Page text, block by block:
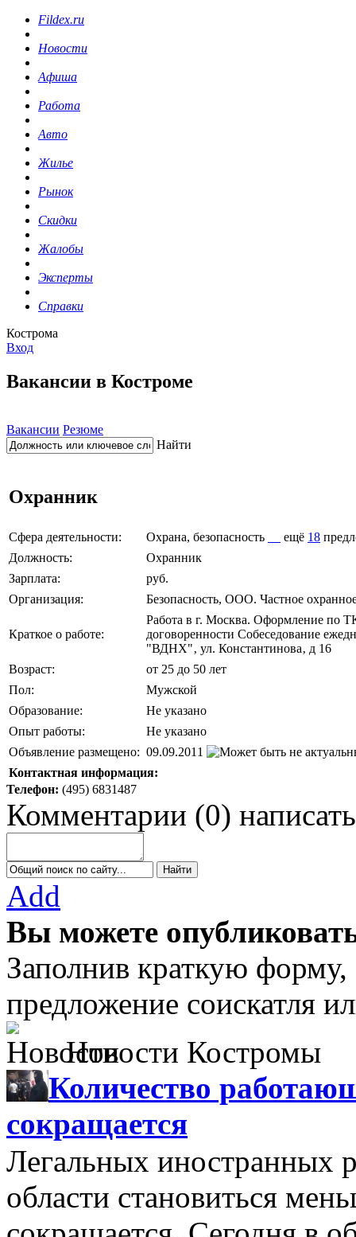
Fildex.ru
Новости
Афиша
Работа
Авто
Жилье
Рынок
Скидки
Жалобы
Эксперты
Справки
Кострома
Вход
Вакансии в Костроме
Вакансии Резюме
Найти
Охранник
Сфера деятельности: Охрана, безопасность ещё 18
Должность:
Охранник
Зарплата:
руб.
Организация:
Безопасность, ООО. Частное
Краткое о работе:
Работа в г. Москва. Оформление по
договоренности Собеседование
"ВДНХ"‚ ул. Константинова‚ д 16
Возраст:
от 25 до 50 лет
Пол:
Мужской
Образование:
Не указано
Опыт работы:
Не указано
Объявление размещено: 09.09.2011
Контактная информация:
Телефон: (495) 6831487
Комментарии (0) написать
Add
Вы можете
Заполнив краткую
предложение соискатля
Новости Костромы
Количество
сокращается
Легальных иностранных
области становиться